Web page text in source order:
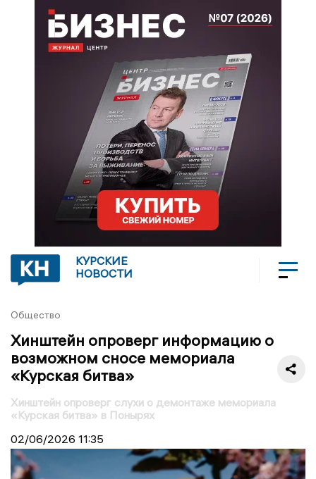
КУРСКИЕ
НОВОСТИ
Общество
Хинштейн опроверг информацию о
возможном сносе мемориала
«Курская битва»
Хинштейн опроверг слухи о демонтаже мемориала
«Курская битва» в Понырях
02/06/2026 11:35